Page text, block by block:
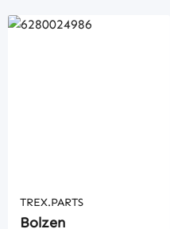
TREX.PARTS
Bolzen